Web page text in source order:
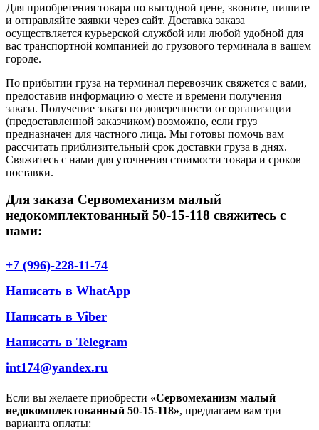
Для приобретения товара по выгодной цене, звоните, пишите
и отправляйте заявки через сайт. Доставка заказа
осуществляется курьерской службой или любой удобной для
вас транспортной компанией до грузового терминала в вашем
городе.
По прибытии груза на терминал перевозчик свяжется с вами,
предоставив информацию о месте и времени получения
заказа. Получение заказа по доверенности от организации
(предоставленной заказчиком) возможно, если груз
предназначен для частного лица. Мы готовы помочь вам
рассчитать приблизительный срок доставки груза в днях.
Свяжитесь с нами для уточнения стоимости товара и сроков
поставки.
Для заказа Сервомеханизм малый
недокомплектованный 50-15-118 свяжитесь с
нами:
+7 (996)-228-11-74
Написать в WhatApp
Написать в Viber
Написать в Telegram
int174@yandex.ru
Если вы желаете приобрести «Сервомеханизм малый
недокомплектованный 50-15-118», предлагаем вам три
варианта оплаты: